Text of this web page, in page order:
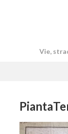
Vie,